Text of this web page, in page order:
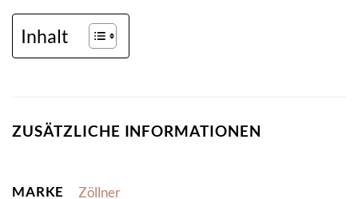
Inhalt
ZUSÄTZLICHE INFORMATIONEN
MARKE Zöllner